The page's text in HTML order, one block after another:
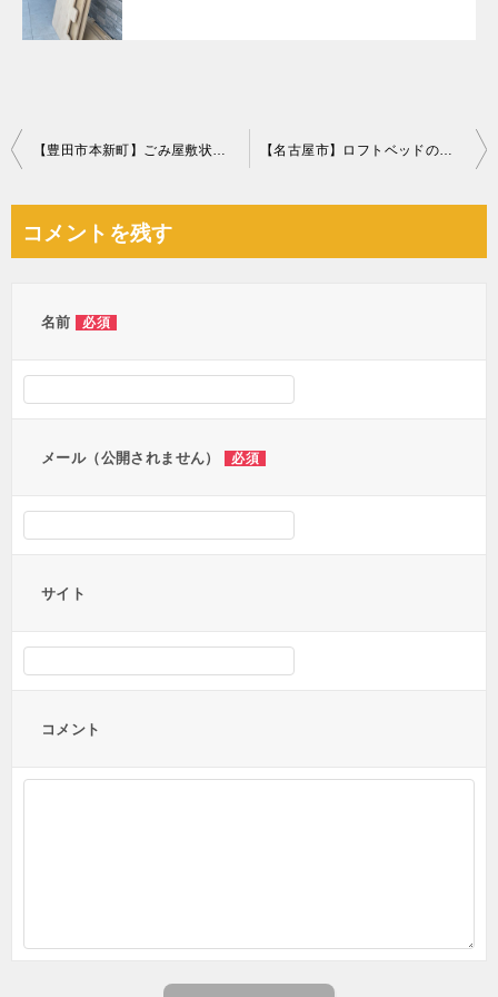
投
ビ
ョ
【豊田市本新町】ごみ屋敷状態のお部屋の片付け作業ご依頼 【名古屋市】ロフトベッドの回収・処分ご依頼 お客様の声
コメントを残す
名前 必須
メール（公開されません） 必須
サイト
コメント